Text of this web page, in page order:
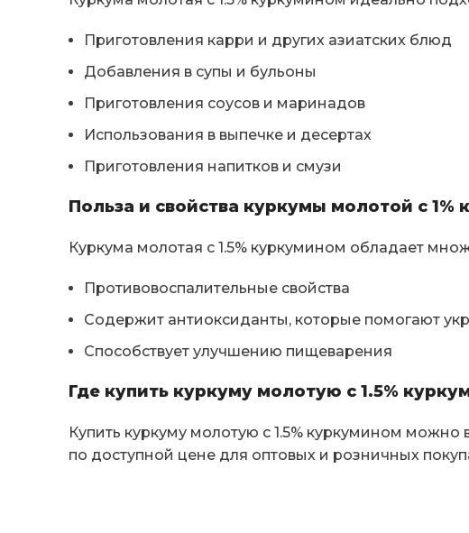
Приготовления карри и других азиатских блюд
Добавления в супы и бульоны
Приготовления соусов и маринадов
Использования в выпечке и десертах
Приготовления напитков и смузи
Польза и свойства куркумы молотой с 1%
Куркума молотая с 1.5% куркумином обладает
Противовоспалительные свойства
Содержит антиоксиданты, которые помогают
Способствует улучшению пищеварения
Где купить куркуму молотую с 1.5%
Купить куркуму молотую с 1.5% куркумином
по доступной цене для оптовых и розничных